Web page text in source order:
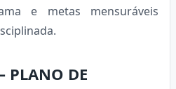
e metas mensuráveis
PLANO DE